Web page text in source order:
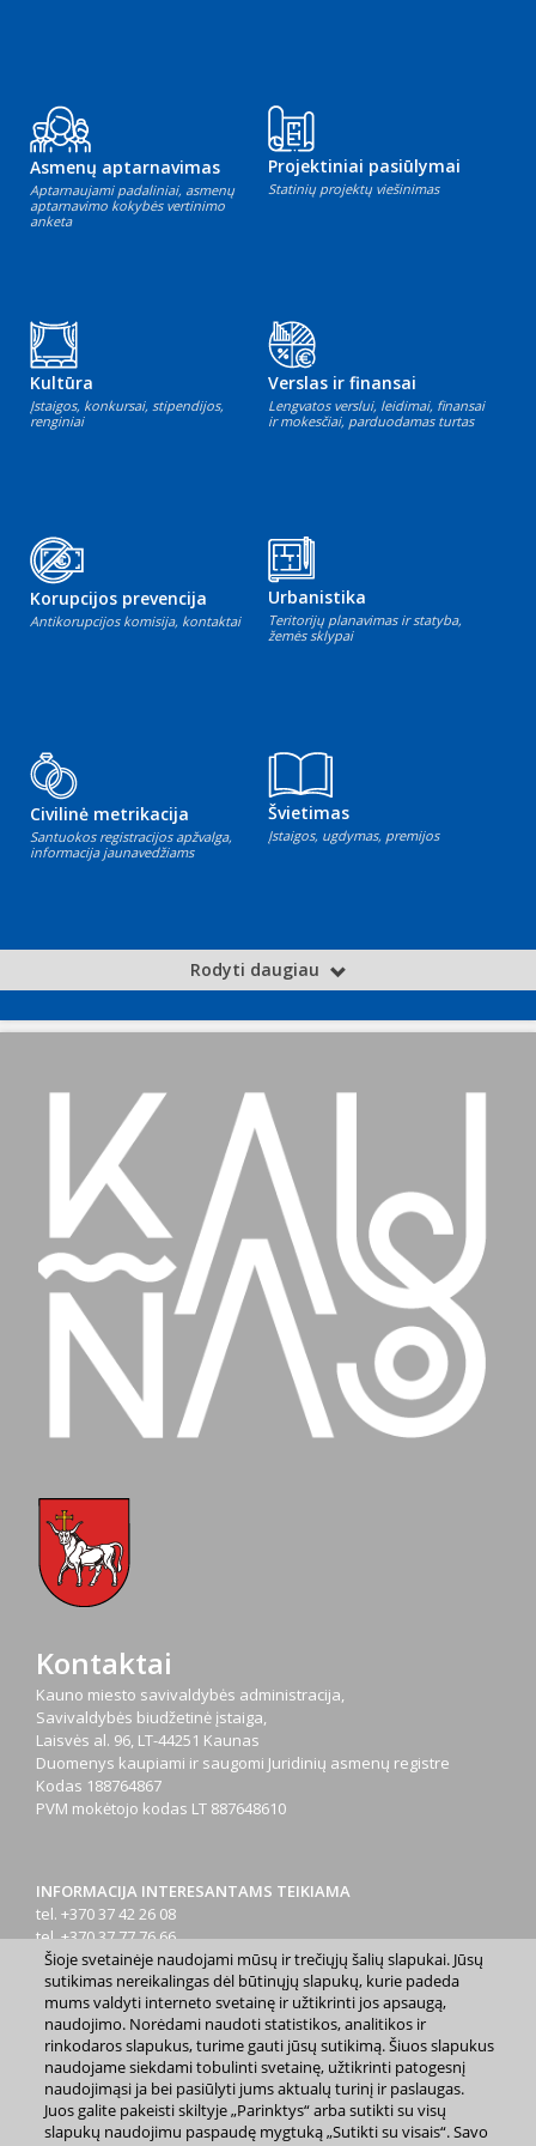
Asmenų aptarnavimas
Aptarnaujami padaliniai, asmenų
aptarnavimo kokybės vertinimo
anketa
Projektiniai pasiūlymai
Statinių projektų viešinimas
Kultūra
Įstaigos, konkursai, stipendijos,
renginiai
Verslas ir finansai
Lengvatos verslui, leidimai, finansai
ir mokesčiai, parduodamas turtas
Korupcijos prevencija
Antikorupcijos komisija, kontaktai
Urbanistika
Teritorijų planavimas ir statyba,
žemės sklypai
Civilinė metrikacija
Santuokos registracijos apžvalga,
informacija jaunavedžiams
Švietimas
Įstaigos, ugdymas, premijos
Rodyti daugiau
Kontaktai
Kauno miesto savivaldybės administracija,
Savivaldybės biudžetinė įstaiga,
Laisvės al. 96, LT-44251 Kaunas
Duomenys kaupiami ir saugomi Juridinių asmenų registre
Kodas 188764867
PVM mokėtojo kodas LT 887648610
INFORMACIJA INTERESANTAMS TEIKIAMA
tel. +370 37 42 26 08
tel. +370 37 77 76 66
tel. +370 660 07000
el. p.info@kaunas.lt
2023 m. Kauno miesto savivaldybė. Kopijuoti ir platinti
Šioje svetainėje naudojami mūsų ir trečiųjų šalių slapukai. Jūsų
sutikimas nereikalingas dėl būtinųjų slapukų, kurie padeda
mums valdyti interneto svetainę ir užtikrinti jos apsaugą,
naudojimo. Norėdami naudoti statistikos, analitikos ir
rinkodaros slapukus, turime gauti jūsų sutikimą. Šiuos slapukus
naudojame siekdami tobulinti svetainę, užtikrinti patogesnį
naudojimąsi ja bei pasiūlyti jums aktualų turinį ir paslaugas.
Juos galite pakeisti skiltyje „Parinktys“ arba sutikti su visų
slapukų naudojimu paspaudę mygtuką „Sutikti su visais“. Savo